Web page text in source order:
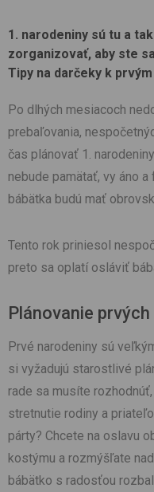
1. narodeniny sú tu a
zorganizovať, aby ste
Tipy na darčeky k
Po dlhých mesiacoch
prebaľovania,
čas plánovať 1.
nebude pamätať, vy áno
bábätka budú mať
Tento rok priniesol
preto sa oplatí osláviť
Plánovanie
Prvé narodeniny sú
si vyžadujú starostlivé
rade sa musíte
stretnutie rodiny a
párty? Chcete na oslavu
kostýmu a rozmýšľate
bábätko s radosťou